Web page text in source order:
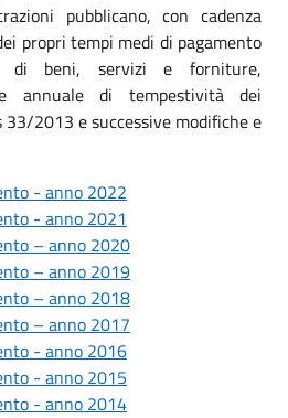
pubblicano, con cadenza
propri tempi medi di pagamento
di beni, servizi e forniture,
annuale di tempestività dei
2013 e successive modifiche e
- anno 2022
- anno 2021
– anno 2020
– anno 2019
– anno 2018
– anno 2017
- anno 2016
- anno 2015
- anno 2014